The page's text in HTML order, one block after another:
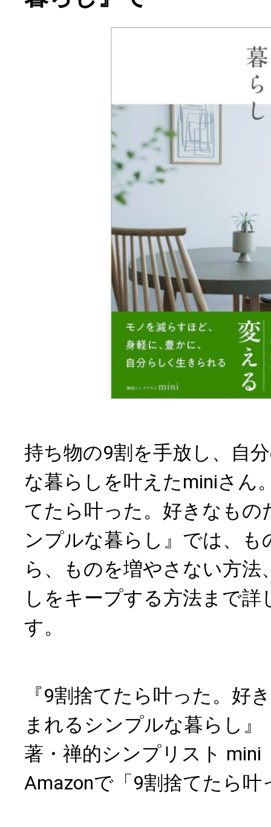
持ち物の9割を手放し、自
な暮らしを叶えたminiさん
てたら叶った。好きなもの
ンプルな暮らし』では、も
ら、ものを増やさない方法
しをキープする方法まで詳
す。
『9割捨てたら叶った。好
まれるシンプルな暮らし』
著・禅的シンプリスト mini
Amazonで「9割捨てたら叶